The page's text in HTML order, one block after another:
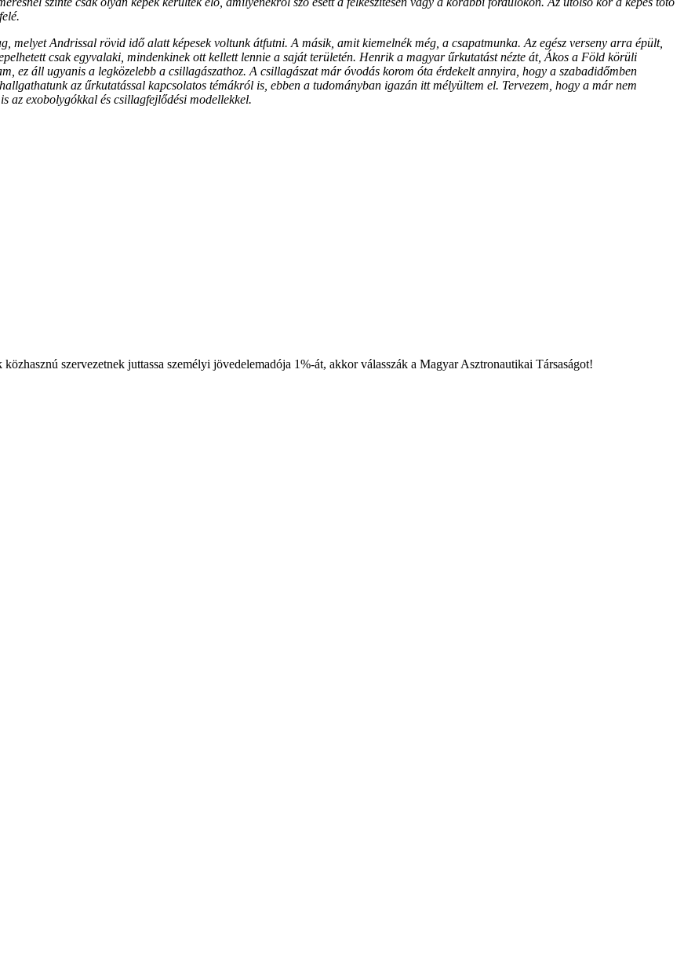
melyet Andrissal rövid idő alatt képesek voltunk átfutni. A másik, amit kiemelnék még, a csapatmunka. Az egész verseny arra épült,
csak egyvalaki, mindenkinek ott kellett lennie a saját területén. Henrik a magyar űrkutatást nézte át, Ákos a Föld körüli
ez áll ugyanis a legközelebb a csillagászathoz. A csillagászat már óvodás korom óta érdekelt annyira, hogy a szabadidőmben
az űrkutatással kapcsolatos témákról is, ebben a tudományban igazán itt mélyültem el. Tervezem, hogy a már nem
az exobolygókkal és csillagfejlődési modellekkel.
szervezetnek juttassa személyi jövedelemadója 1%-át, akkor válasszák a Magyar Asztronautikai Társaságot!